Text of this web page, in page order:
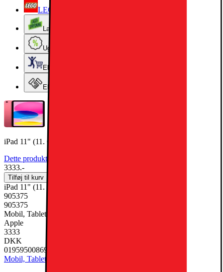
LEGO
Lageroprydning
Ugens tilbud - og andre gode priser
Elgigantens Kundeklub
Elgiganten Erhverv
iPad 11" (11. Gen) 128GB WiFi (pink)
Dette produkt er blevet bedømt til 4.9 ud af 5 stjerner.
3333.-
Tilføj til kurv
iPad 11" (11. Gen) 128GB WiFi (pink)
905375
905375
Mobil, Tablet & Smartwatch, Tablet
Apple
3333
DKK
0195950086904
Mobil, Tablet & Smartwatch